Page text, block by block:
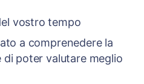
vostro tempo
a comprenedere la
poter valutare meglio